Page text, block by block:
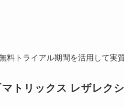
料トライアル期間を活用して実
マトリックス レザレク